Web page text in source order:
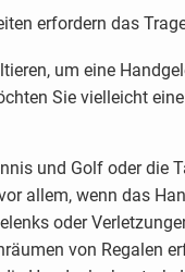
erfordern das
um eine
Sie vielleicht
und Golf oder die
allem, wenn das
oder
von Regalen